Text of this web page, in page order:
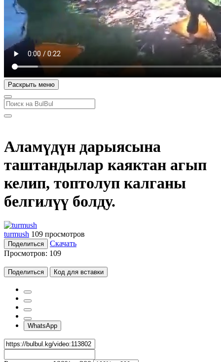
Раскрыть меню
Аламүдүн дарыясына
таштандылар каяктан агып
келип, топтолуп калганы
белгилүү болду.
turmush 109 просмотров
Поделиться
Скачать
Просмотров: 109
Поделиться Код для вставки
WhatsApp